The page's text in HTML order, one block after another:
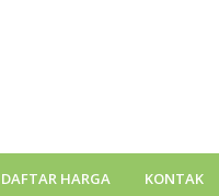
DAFTAR HARGA KONTAK